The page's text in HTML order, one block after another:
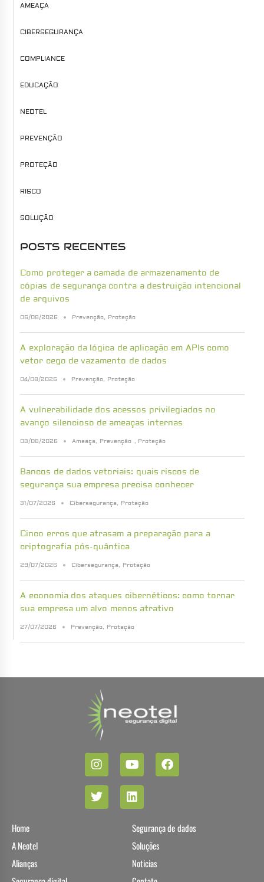
AMEAÇA
CIBERSEGURANÇA
COMPLIANCE
EDUCAÇÃO
NEOTEL
PREVENÇÃO
PROTEÇÃO
RISCO
SOLUÇÃO
POSTS RECENTES
Como proteger a camada de armazenamento de
cópias de segurança contra a destruição intencional
de arquivos
06/08/2026 Prevenção, Proteção
A exploração da lógica de aplicação em APIs como
vetor cego de vazamento de dados
04/08/2026 Prevenção, Proteção
A vulnerabilidade dos acessos privilegiados no
avanço silencioso de ameaças internas
03/08/2026 Ameaça, Prevenção , Proteção
Bancos de dados vetoriais: quais riscos de
segurança sua empresa precisa conhecer
31/07/2026 Cibersegurança, Proteção
Cinco erros que atrasam a preparação para a
criptografia pós-quântica
29/07/2026 Cibersegurança, Proteção
A economia dos ataques cibernéticos: como tornar
sua empresa um alvo menos atrativo
27/07/2026 Prevenção, Proteção
Home
A Neotel
Alianças
Segurança de dados
Soluções
Noticias